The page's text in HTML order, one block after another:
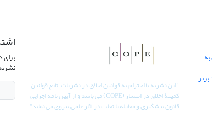
"این نشریه با احترام به قوانین اخلاق در نشریات، تابع قوانین
کمیتۀ اخلاق در انتشار (COPE) می باشد و از آیین نامه اجرایی
قانون پیشگیری و مقابله با تقلب در آثار علمی پیروی می نماید".
برای